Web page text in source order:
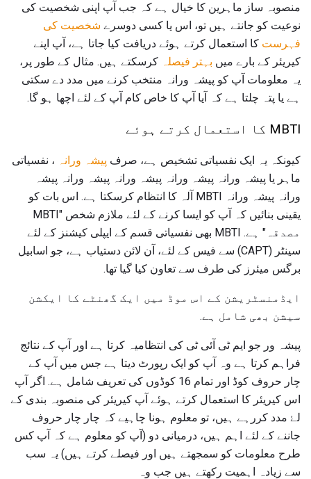
منصوبہ ساز ماہرین کا خیال ہے کہ جب آپ اپنی شخصیت کی
نوعیت کو جانتے ہیں تو، اس یا کسی دوسرے شخصیت کی
فہرست کا استعمال کرتے ہوئے دریافت کیا جاتا ہے، آپ اپنے
کیریئر کے بارے میں بہتر فیصلہ کرسکتے ہیں. مثال کے طور پر،
یہ معلومات آپ کو پیشہ ورانہ منتخب کرنے میں مدد دے سکتی
ہے یا پتہ چلتا ہے کہ آیا آپ کا خاص کام آپ کے لئے اچھا ہو گا.
MBTI کا استعمال کرتے ہوئے
کیونکہ یہ ایک نفسیاتی تشخیص ہے، صرف پیشہ ورانہ
، نفسیاتی
ماہر یا پیشہ ورانہ پیشہ ورانہ پیشہ ورانہ پیشہ ورانہ پیشہ
ورانہ پیشہ ورانہ MBTI آلہ کا انتظام کرسکتا ہے. اس بات کو
یقینی بنائیں کہ آپ کو ایسا کرنے کے لئے ملازم شخص "MBTI
مصدقہ" ہے. MBTI بھی نفسیاتی قسم کے ایپلی کیشنز کے لئے
سینٹر (CAPT) سے فیس کے لئے، آن لائن دستیاب ہے، جو اسابیل
برگس میئرز کی طرف سے تعاون کیا گیا تھا.
ایڈمنسٹریشن کے اس موڈ میں ایک گھنٹے کا ایکشن
سیشن بھی شامل ہے.
پیشہ ور جو ایم ٹی آئی ٹی کی انتظامیہ کرتا ہے اور آپ کے نتائج
فراہم کرتا ہے وہ آپ کو ایک رپورٹ دیتا ہے جس میں آپ کے
چار حروف کوڈ اور تمام 16 کوڈوں کی تعریف شامل ہے. اگر آپ
اس کیریئر کا استعمال کرتے ہوئے آپ کیریئر کی منصوبہ بندی کے
لۓ مدد کررہے ہیں، تو معلوم ہونا چاہیے کہ چار چار حروف
جاننے کے لئے اہم ہیں، درمیانی دو (آپ کو معلوم ہے کہ آپ کس
طرح معلومات کو سمجھتے ہیں اور فیصلے کرتے ہیں) یہ سب
سے زیادہ اہمیت رکھتے ہیں جب وہ